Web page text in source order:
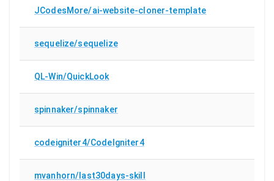
JCodesMore/ai-website-cloner-template
sequelize/sequelize
QL-Win/QuickLook
spinnaker/spinnaker
codeigniter4/CodeIgniter4
mvanhorn/last30days-skill